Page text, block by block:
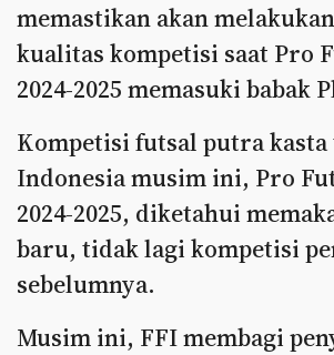
memastikan akan
kualitas kompetisi saat Pro
2024-2025 memasuki babak
Kompetisi futsal putra
Indonesia musim ini, Pro
2024-2025, diketahui
baru, tidak lagi kompetisi
sebelumnya.
Musim ini, FFI membagi